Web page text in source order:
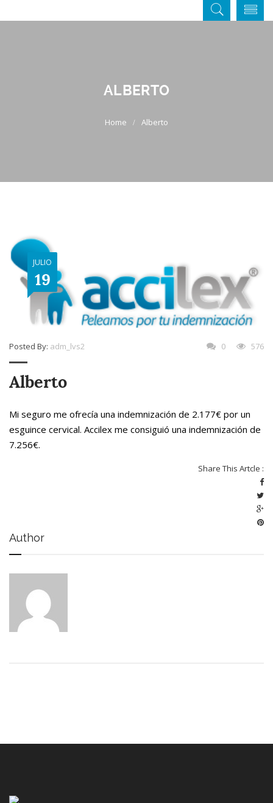
ALBERTO
Alberto
JULIO
19
Posted By: adm_lvs2 0 576
Alberto
Mi seguro me ofrecía una indemnización de 2.177€ por un
esguince cervical. Accilex me consiguió una indemnización de
7.256€.
Share This Artcle :
Author